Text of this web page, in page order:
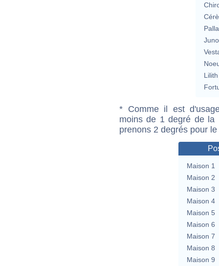
Lilith
* Comme il est
moins de 1 degré de la
prenons 2 degrés pour
Maison 1
Maison 2
Maison 3
Maison 4
Maison 5
Maison 6
Maison 7
Maison 8
Maison 9